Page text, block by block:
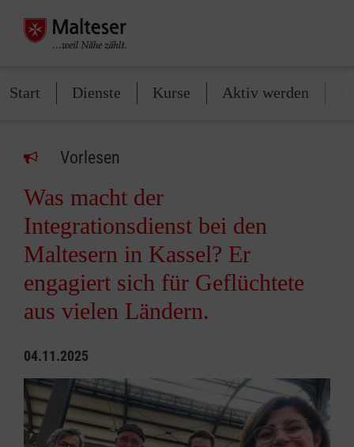
Start Dienste Kurse Aktiv werden
Vorlesen
Was macht der
Integrationsdienst bei den
Maltesern in Kassel? Er
engagiert sich für Geflüchtete
aus vielen Ländern.
04.11.2025